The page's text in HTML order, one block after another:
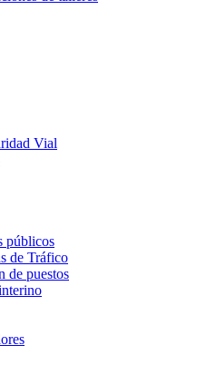
Vial
públicos
de Tráfico
de puestos